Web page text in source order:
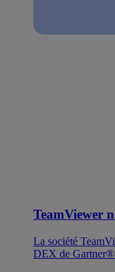
TeamViewer
La société
DEX de